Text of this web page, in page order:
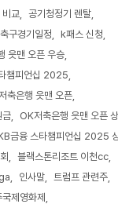
비교
공기청정기 렌탈
축구경기일정
k패스 신청
읏맨 오픈 우승
챔피언십 2025
축은행 읏맨 오픈
금
OK저축은행 읏맨 오픈
금융 스타챔피언십 2025
블랙스톤리조트 이천cc
인사말
트럼프 관련주
제영화제